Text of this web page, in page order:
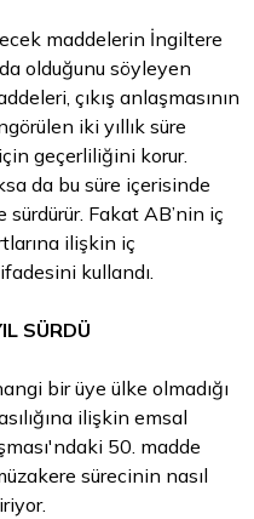
maddelerin İngiltere
olduğunu söyleyen
çıkış anlaşmasının
iki yıllık süre
geçerliliğini korur.
da bu süre içerisinde
Fakat AB’nin iç
ilişkin iç
kullandı.
SÜRDÜ
bir üye ülke olmadığı
ilişkin emsal
50. madde
sürecinin nasıl